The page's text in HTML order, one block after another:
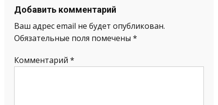
Добавить комментарий
Ваш адрес email не будет опубликован.
Обязательные поля помечены *
Комментарий *